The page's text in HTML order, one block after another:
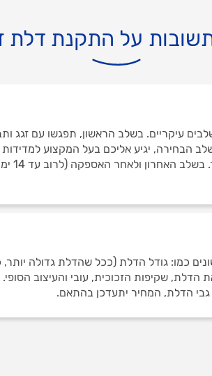
על התקנת דלת
ההתקנה מחולק ל-3 שלבים עיקריים. בשלב הראשון, תפגשו
הבחירה, יגיע אליכם בעל המקצוע
אישור
כמו: גודל הדלת (ככל שהדלת גדולה
שקיפות הזכוכית, עובי והעיצוב הסופי.
הדלת, המחיר יתעדכן בהתאם.